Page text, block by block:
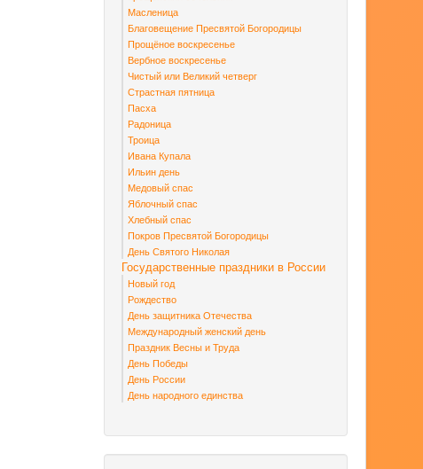
Масленица
Благовещение Пресвятой Богородицы
Прощёное воскресенье
Вербное воскресенье
Чистый или Великий четверг
Страстная пятница
Пасха
Радоница
Троица
Ивана Купала
Ильин день
Медовый спас
Яблочный спас
Хлебный спас
Покров Пресвятой Богородицы
День Святого Николая
Государственные праздники в России
Новый год
Рождество
День защитника Отечества
Международный женский день
Праздник Весны и Труда
День Победы
День России
День народного единства